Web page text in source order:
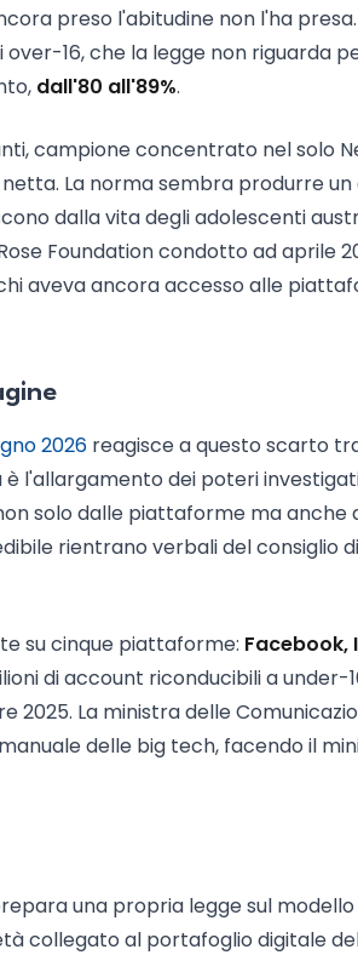
preso l'abitudine non l'ha
over-16, che la legge non riguarda
dall'80 all'89%.
campione concentrato nel solo
La norma sembra produrre
dalla vita degli adolescenti
Foundation condotto ad aprile
chi aveva ancora accesso alle
2026 reagisce a questo scarto
l'allargamento dei poteri
solo dalle piattaforme ma anche
rientrano verbali del consiglio
su cinque piattaforme: Facebook,
di account riconducibili a under-
La ministra delle
delle big tech, facendo il
una propria legge sul
collegato al portafoglio digitale